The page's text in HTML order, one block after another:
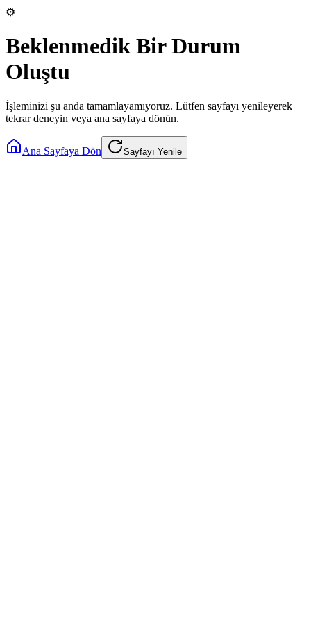
⚙️
Beklenmedik Bir Durum
Oluştu
İşleminizi şu anda tamamlayamıyoruz. Lütfen sayfayı yenileyerek
tekrar deneyin veya ana sayfaya dönün.
Ana Sayfaya Dön Sayfayı Yenile